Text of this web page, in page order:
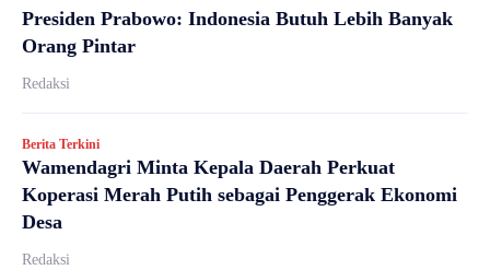
Presiden Prabowo: Indonesia Butuh Lebih Banyak
Orang Pintar
Redaksi
Berita Terkini
Wamendagri Minta Kepala Daerah Perkuat
Koperasi Merah Putih sebagai Penggerak Ekonomi
Desa
Redaksi